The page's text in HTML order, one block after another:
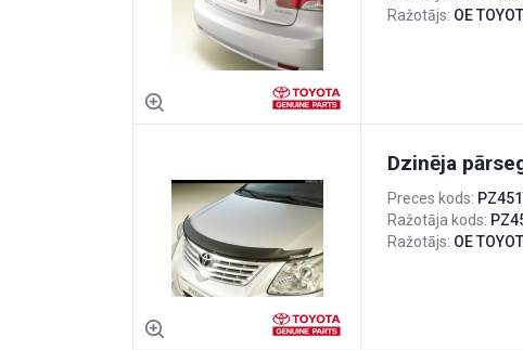
Ražotājs: OE
Dzinēja
Preces kods:
Ražotāja kods:
Ražotājs: OE